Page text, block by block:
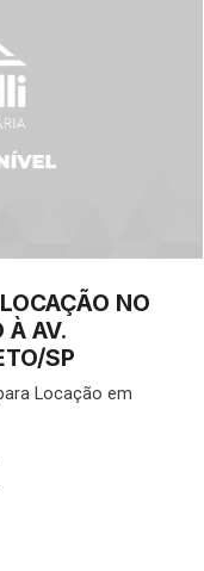
NO
À AV.
SP
Locação em